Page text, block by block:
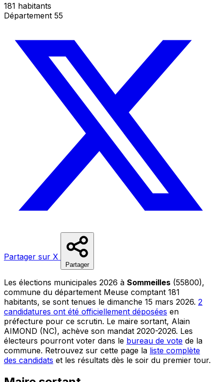
181 habitants
Département 55
Partager sur X
Partager
Les élections municipales 2026 à Sommeilles (55800),
commune du département Meuse comptant 181
habitants, se sont tenues le dimanche 15 mars 2026. 2
candidatures ont été officiellement déposées en
préfecture pour ce scrutin. Le maire sortant, Alain
AIMOND (NC), achève son mandat 2020-2026. Les
électeurs pourront voter dans le bureau de vote de la
commune. Retrouvez sur cette page la liste complète
des candidats et les résultats dès le soir du premier tour.